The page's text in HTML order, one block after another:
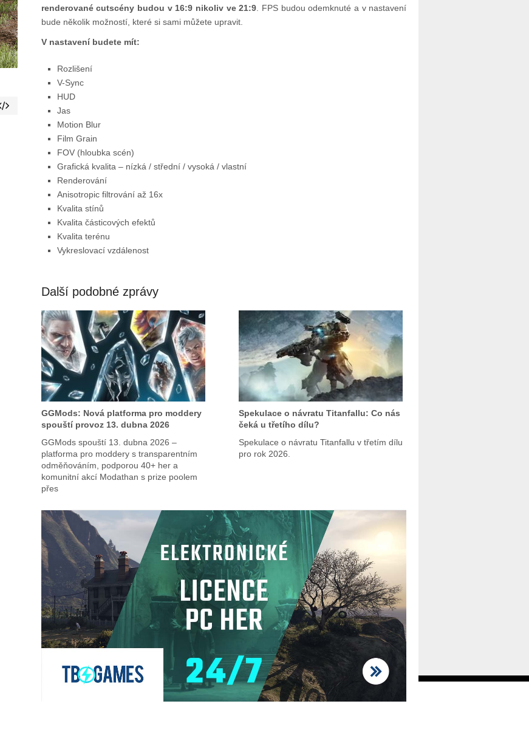
renderované cutscény budou v 16:9 nikoliv ve 21:9. FPS budou odemknuté a v nastavení
bude několik možností, které si sami můžete upravit.
V nastavení budete mít:
Rozlišení
V-Sync
HUD
Jas
Motion Blur
Film Grain
FOV (hloubka scén)
Grafická kvalita – nízká / střední / vysoká / vlastní
Renderování
Anisotropic filtrování až 16x
Kvalita stínů
Kvalita částicových efektů
Kvalita terénu
Vykreslovací vzdálenost
Další podobné zprávy
GGMods: Nová platforma pro moddery
spouští provoz 13. dubna 2026
GGMods spouští 13. dubna 2026 –
platforma pro moddery s transparentním
odměňováním, podporou 40+ her a
komunitní akcí Modathan s prize poolem
přes
Spekulace o návratu Titanfallu: Co nás
čeká u třetího dílu?
Spekulace o návratu Titanfallu v třetím dílu
pro rok 2026.